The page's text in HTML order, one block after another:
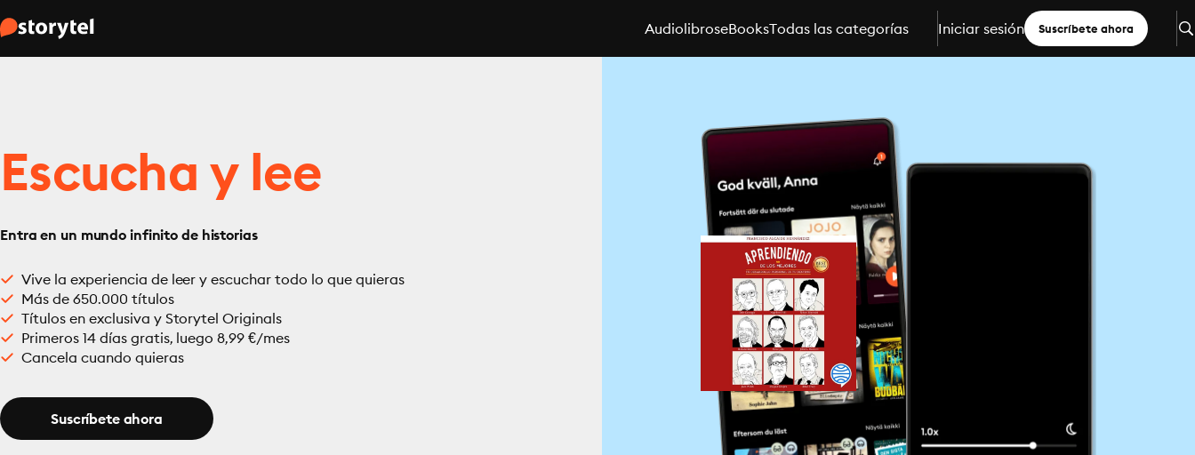
AudiolibroseBooksTodas las categorías Iniciar sesión Suscríbete ahora
Escucha y lee
Entra en un mundo infinito de historias
Vive la experiencia de leer y escuchar todo lo que quieras
Más de 650.000 títulos
Títulos en exclusiva y Storytel Originals
Primeros 14 días gratis, luego 8,99 €/mes
Cancela cuando quieras
Suscríbete ahora